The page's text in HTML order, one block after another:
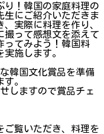
り！韓国の家庭料理の
生にご紹介いただきま
実際に料理を作り、
撮って感想文を添えて
ってみよう！韓国料
施します。
韓国文化賞品を準備
。
しますので賞品チェ
覧いただき、料理を